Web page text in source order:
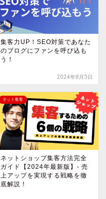
集客力UP！SEO対策であなた
のブログにファンを呼び込も
う！
2024年8月5日
ネット集客
ネットショップ集客方法完全
ガイド【2024年最新版】- 売
上アップを実現する戦略を徹
底解説！